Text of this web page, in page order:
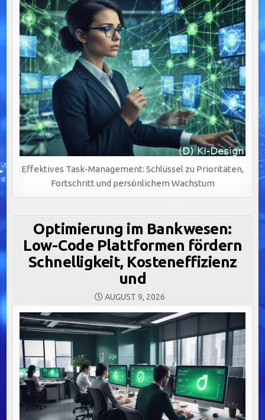
Effektives Task-Management: Schlüssel zu Prioritäten,
Fortschritt und persönlichem Wachstum
Optimierung im Bankwesen:
Low-Code Plattformen fördern
Schnelligkeit, Kosteneffizienz
und
AUGUST 9, 2026